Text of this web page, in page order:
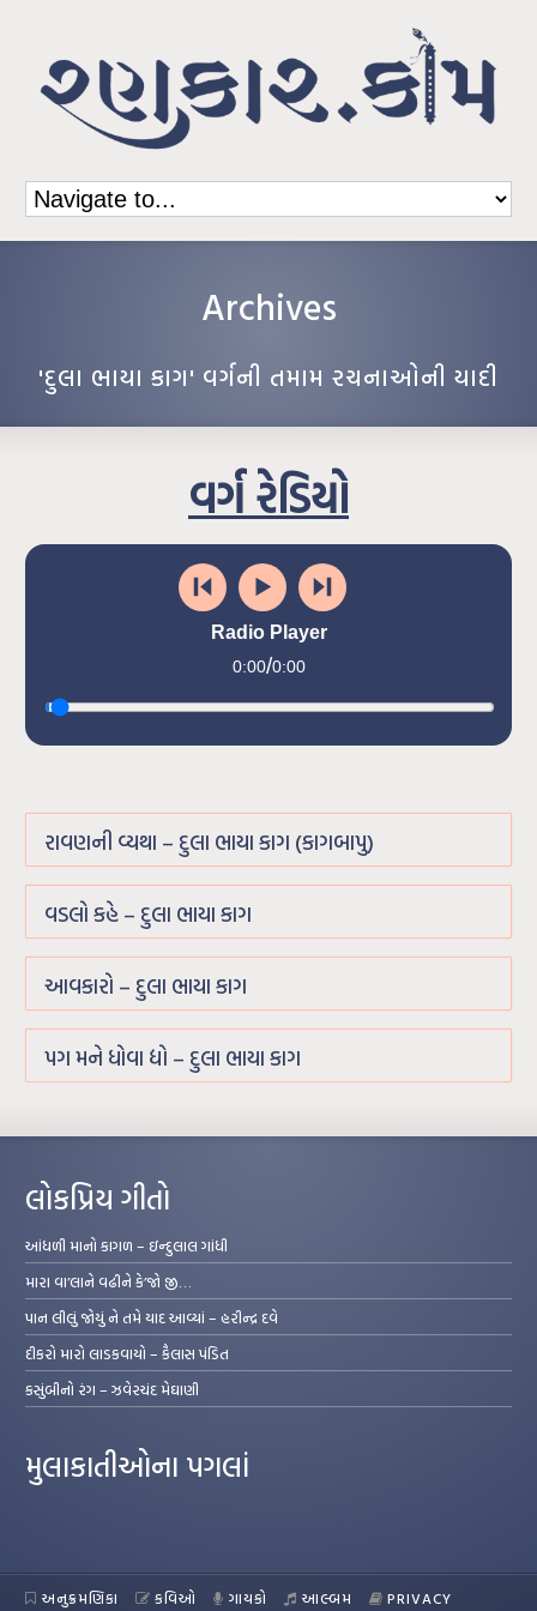
Archives
'દુલા ભાયા કાગ' વર્ગની તમામ રચનાઓની યાદી
વર્ગ રેડિયો
Radio Player
0:00/0:00
રાવણની વ્યથા – દુલા ભાયા કાગ (કાગબાપુ)
વડલો કહે – દુલા ભાયા કાગ
આવકારો – દુલા ભાયા કાગ
પગ મને ધોવા દ્યો – દુલા ભાયા કાગ
લોકપ્રિય ગીતો
આંધળી માનો કાગળ – ઇન્દુલાલ ગાંધી
મારા વા’લાને વઢીને કે’જો જી…
પાન લીલું જોયું ને તમે યાદ આવ્યાં – હરીન્દ્ર દવે
દીકરો મારો લાડકવાયો – કૈલાસ પંડિત
કસુંબીનો રંગ – ઝવેરચંદ મેઘાણી
મુલાકાતીઓના પગલાં
અનુક્રમણિકા કવિઓ ગાયકો આલ્બમ
PRIVACY